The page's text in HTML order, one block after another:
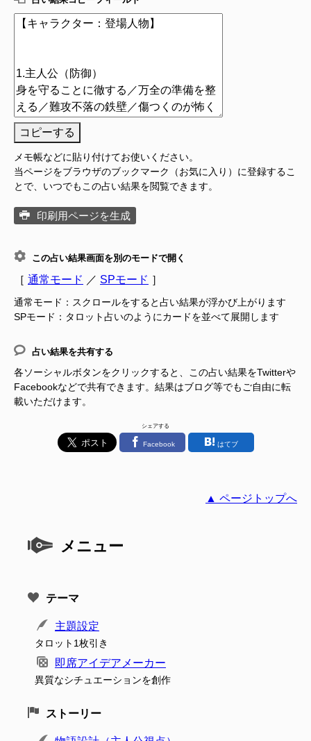
コピーする
メモ帳などに貼り付けてお使いください。
当ページをブラウザのブックマーク（お気に入り）に登録するこ
とで、いつでもこの占い結果を閲覧できます。
印刷用ページを生成
この占い結果画面を別のモードで開く
［ 通常モード ／ SPモード ］
通常モード：スクロールをすると占い結果が浮かび上がります
SPモード：タロット占いのようにカードを並べて展開します
占い結果を共有する
各ソーシャルボタンをクリックすると、この占い結果をTwitterや
Facebookなどで共有できます。結果はブログ等でもご自由に転
載いただけます。
シェアする
Facebook はてブ
▲ ページトップへ
メニュー
テーマ
主題設定
タロット1枚引き
即席アイデアメーカー
異質なシチュエーションを創作
ストーリー